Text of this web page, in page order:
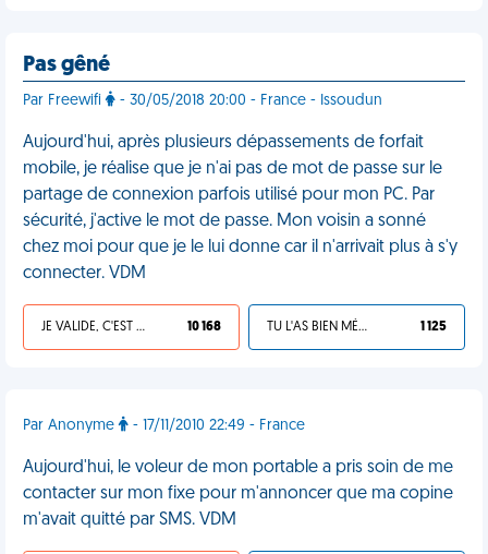
Pas gêné
Par Freewifi - 30/05/2018 20:00 - France - Issoudun
Aujourd'hui, après plusieurs dépassements de forfait
mobile, je réalise que je n'ai pas de mot de passe sur le
partage de connexion parfois utilisé pour mon PC. Par
sécurité, j'active le mot de passe. Mon voisin a sonné
chez moi pour que je le lui donne car il n'arrivait plus à s'y
connecter. VDM
JE VALIDE, C'EST UNE VDM 10 168 TU L'AS BIEN MÉRITÉ 1 125
Par Anonyme - 17/11/2010 22:49 - France
Aujourd'hui, le voleur de mon portable a pris soin de me
contacter sur mon fixe pour m'annoncer que ma copine
m'avait quitté par SMS. VDM